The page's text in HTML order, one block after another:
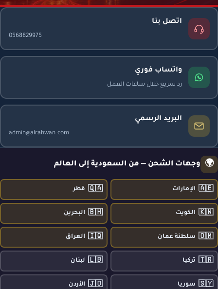
اتصل بنا
0568829975
واتساب فوري
رد سريع خلال ساعات العمل
البريد الرسمي
admin@alrahwan.com
🌍 وجهات الشحن — من السعودية إلى العالم
🇦🇪 الإمارات 🇶🇦 قطر
🇰🇼 الكويت 🇧🇭 البحرين
🇴🇲 سلطنة عمان 🇮🇶 العراق
🇹🇷 تركيا 🇱🇧 لبنان
🇸🇾 سوريا 🇯🇴 الأردن